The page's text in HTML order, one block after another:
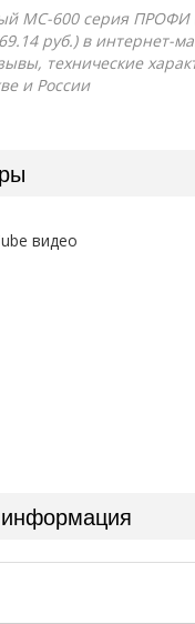
МС-600 серия ПРОФИ
руб.) в интернет-
технические
и России